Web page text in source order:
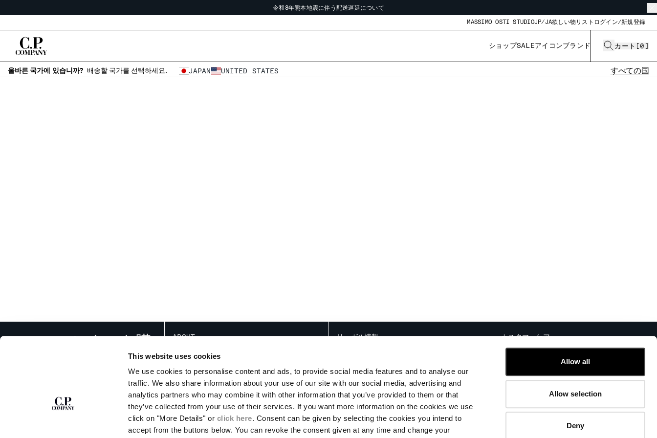
This website uses cookies
We use cookies to personalise content and ads, to provide social media features and to analyse our
traffic. We also share information about your use of our site with our social media, advertising and
analytics partners who may combine it with other information that you’ve provided to them or that
they’ve collected from your use of their services. If you want more information on the cookies we use
click on "More Details" or click here. Consent can be given by selecting the cookies you intend to
accept from the buttons below. You can revoke the consent given at any time and change your
Allow all
Allow selection
Deny
令和8年熊本地震に伴う配送遅延について
令和8年熊本地震に伴う配送遅延について
MASSIMO OSTI STUDIOJP/JA欲しい物リスト ログイン/新規登録
ショップSALEアイコンブランド カート [0]
올바른 국가에 있습니까? 배송할 국가를 선택하세요. JAPAN UNITED STATES すべての国
ニュースレターを購
ABOUT
アイコニック・ウェア
レンズ認証
ブランド行動方針
リーガル情報
一般販売条件
プライバシーポリシー
クッキー
お支払いについて
返品について
配送
カスタマーケア